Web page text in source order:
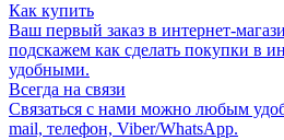
Как купить
Ваш первый заказ в интернет-
подскажем как сделать покупки в
удобными.
Всегда на связи
Связаться с нами можно любым
mail, телефон, Viber/WhatsApp.